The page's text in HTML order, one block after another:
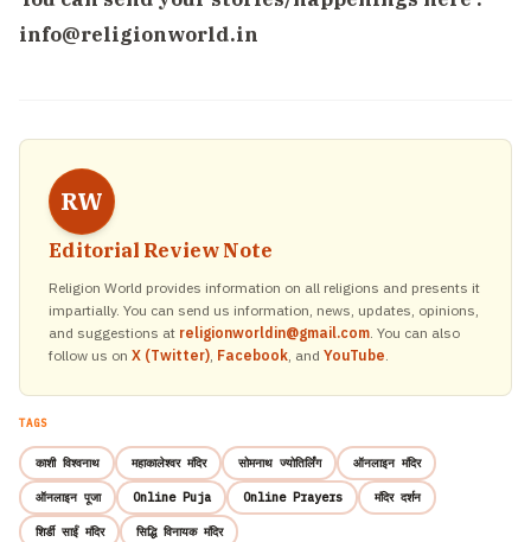
info@religionworld.in
RW
Editorial Review Note
Religion World provides information on all religions and presents it
impartially. You can send us information, news, updates, opinions,
and suggestions at religionworldin@gmail.com. You can also
follow us on X (Twitter), Facebook, and YouTube.
TAGS
काशी विश्वनाथ महाकालेश्वर मंदिर सोमनाथ ज्योतिर्लिंग ऑनलाइन मंदिर
ऑनलाइन पूजा Online Puja Online Prayers मंदिर दर्शन
शिर्डी साईं मंदिर सिद्धि विनायक मंदिर